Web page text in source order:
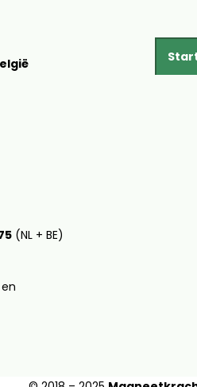
(NL + BE)